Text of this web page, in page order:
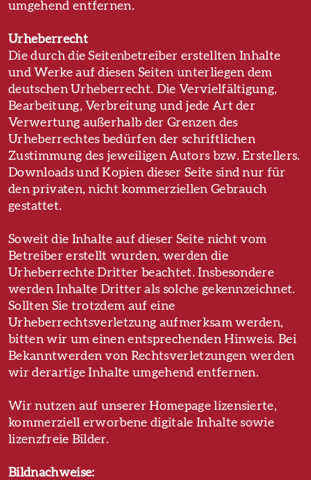
umgehend entfernen.
Urheberrecht
Die durch die Seitenbetreiber erstellten Inhalte
und Werke auf diesen Seiten unterliegen dem
deutschen Urheberrecht. Die Vervielfältigung,
Bearbeitung, Verbreitung und jede Art der
Verwertung außerhalb der Grenzen des
Urheberrechtes bedürfen der schriftlichen
Zustimmung des jeweiligen Autors bzw. Erstellers.
Downloads und Kopien dieser Seite sind nur für
den privaten, nicht kommerziellen Gebrauch
gestattet.
Soweit die Inhalte auf dieser Seite nicht vom
Betreiber erstellt wurden, werden die
Urheberrechte Dritter beachtet. Insbesondere
werden Inhalte Dritter als solche gekennzeichnet.
Sollten Sie trotzdem auf eine
Urheberrechtsverletzung aufmerksam werden,
bitten wir um einen entsprechenden Hinweis. Bei
Bekanntwerden von Rechtsverletzungen werden
wir derartige Inhalte umgehend entfernen.
Wir nutzen auf unserer Homepage lizensierte,
kommerziell erworbene digitale Inhalte sowie
lizenzfreie Bilder.
Bildnachweise: